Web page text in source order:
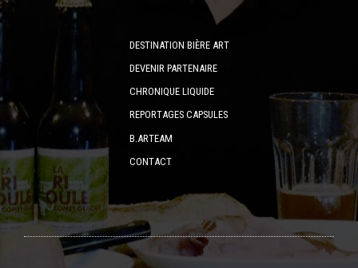
DESTINATION BIÈRE ART
DEVENIR PARTENAIRE
CHRONIQUE LIQUIDE
REPORTAGES CAPSULES
B.ARTEAM
CONTACT